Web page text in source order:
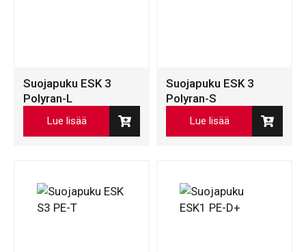
Suojapuku ESK 3
Polyran-L
Lue lisää
Suojapuku ESK 3
Polyran-S
Lue lisää